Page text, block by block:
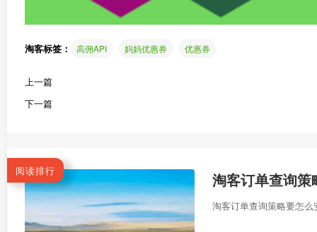
淘客标签： 高佣API 妈妈优惠券 优惠券
上一篇
下一篇
阅读排行 淘客订单查询
淘客订单查询策略要怎